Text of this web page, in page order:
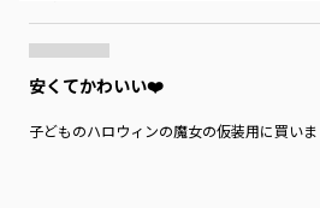
安くてかわいい❤️
子どものハロウィンの魔女の仮装用に買い
秋から初冬・春先にピッタリの素材です
真冬はアウターやインナーとの重ね着がオスス
■DRCbranshesとは？■